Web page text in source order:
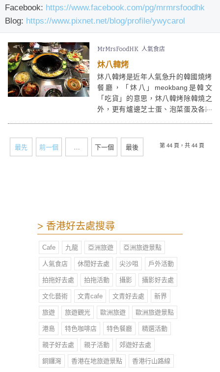
Facebook: https://www.facebook.com/pg/mrmrsfoodhk
Blog: https://www.pixnet.net/blog/profile/ywycarol
MrMrsFoodHK 人氣食店
炑八韓烤
炑八韓烤是近年人氣急升的韓國燒烤
餐廳，「炑八」meokbang是韓文
「吃貨」的意思，炑八韓烤除韓燒之
外，更有爐邊芝士蛋、泡菜蛋及各款
享受輕鬆愉快時光。最近炑八韓烤更
由仁川空運醬油蟹，一眾蟹迷有可以
最先 前一個 … 下一個 最後 第 44 頁，共 44 頁
> 香港好去處搜尋
Cafe 九龍 亞洲旅遊 亞洲旅遊景點
人氣食店 休閒好去處 尖沙咀 戶外活動
拍拖好去處 拍拖活動 攝影 攝影好去處
文化藝術 文青cafe 文青好去處 新界
旅遊 旅遊觀光 歐洲旅遊 歐洲旅遊景點
港島 特色咖啡店 特色餐廳 精選活動
親子好去處 親子活動 郊遊好去處
銅鑼灣 香港在地旅遊景點 香港行山路線